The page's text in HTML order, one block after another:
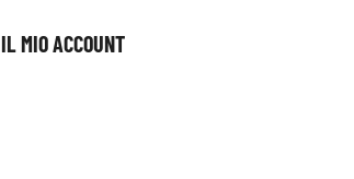
IL MIO ACCOUNT